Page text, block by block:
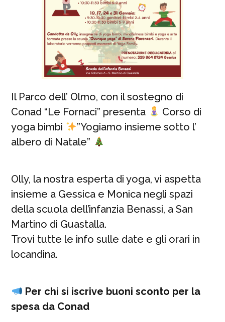
Il Parco dell’ Olmo, con il sostegno di
Conad “Le Fornaci” presenta
Corso di
yoga bimbi
”Yogiamo insieme sotto l’
albero di Natale”
Olly, la nostra esperta di yoga, vi aspetta
insieme a Gessica e Monica negli spazi
della scuola dell’infanzia Benassi, a San
Martino di Guastalla.
Trovi tutte le info sulle date e gli orari in
locandina.
Per chi si iscrive buoni sconto per la
spesa da Conad